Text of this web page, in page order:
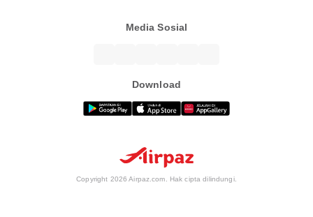
Media Sosial
Download
Copyright 2026 Airpaz.com. Hak cipta dilindungi.